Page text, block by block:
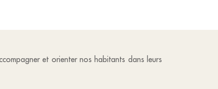
et orienter nos habitants dans leurs